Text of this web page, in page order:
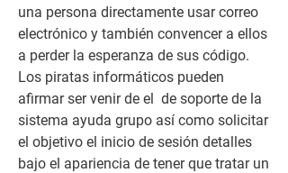
una persona directamente usar correo
electrónico y también convencer a ellos
a perder la esperanza de sus código.
Los piratas informáticos pueden
afirmar ser venir de el  de soporte de la
sistema ayuda grupo así como solicitar
el objetivo el inicio de sesión detalles
bajo el apariencia de tener que tratar un